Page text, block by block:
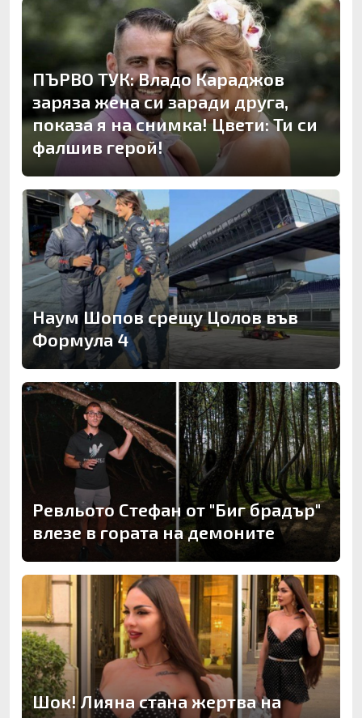
ПЪРВО ТУК: Владо Караджов
заряза жена си заради друга,
показа я на снимка! Цвети: Ти си
фалшив герой!
Наум Шопов срещу Цолов във
Формула 4
Ревльото Стефан от "Биг брадър"
влезе в гората на демоните
Шок! Лияна стана жертва на